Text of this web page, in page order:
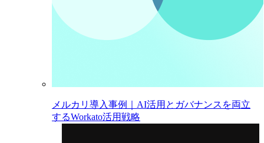
メルカリ導入事例｜AI活用とガバナンスを両立
するWorkato活用戦略